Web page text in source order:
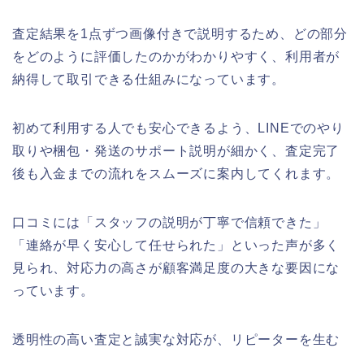
査定結果を1点ずつ画像付きで説明するため、どの部分
をどのように評価したのかがわかりやすく、利用者が
納得して取引できる仕組みになっています。
初めて利用する人でも安心できるよう、LINEでのやり
取りや梱包・発送のサポート説明が細かく、査定完了
後も入金までの流れをスムーズに案内してくれます。
口コミには「スタッフの説明が丁寧で信頼できた」
「連絡が早く安心して任せられた」といった声が多く
見られ、対応力の高さが顧客満足度の大きな要因にな
っています。
透明性の高い査定と誠実な対応が、リピーターを生む